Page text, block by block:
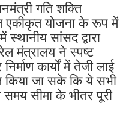
गति शक्ति
एकीकृत योजना के रूप में
सांसद द्वारा
मंत्रालय ने स्पष्ट
कार्यों में तेजी लाई
किया जा सके कि ये सभी
समय सीमा के भीतर पूरी